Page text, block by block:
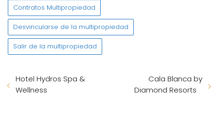
Contratos Multipropiedad
Desvincularse de la multipropiedad
Salir de la multipropiedad
Hotel Hydros Spa &
Wellness
Cala Blanca by
Diamond Resorts